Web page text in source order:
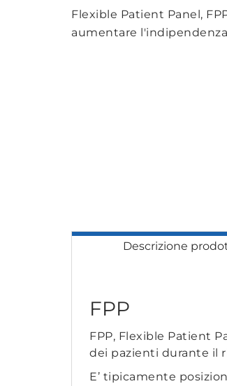
Flexible Patient Panel,
aumentare
Descrizione
FPP
FPP, Flexible Patient
dei pazienti durante il
E’ tipicamente